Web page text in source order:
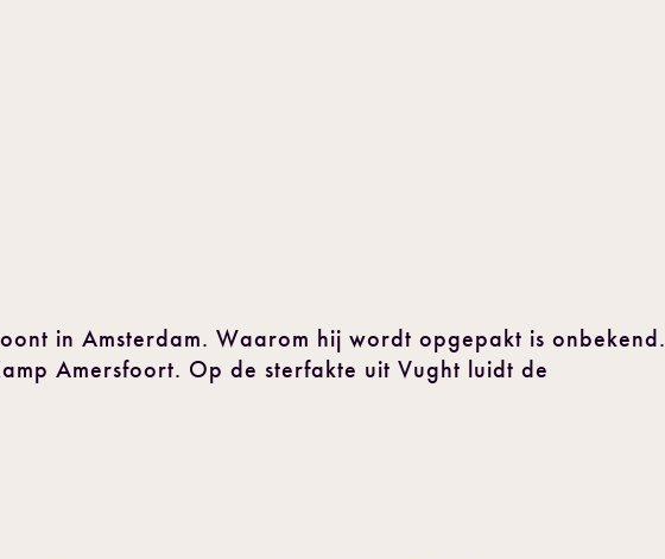
in Amsterdam. Waarom hij wordt opgepakt is onbekend.
Amersfoort. Op de sterfakte uit Vught luidt de